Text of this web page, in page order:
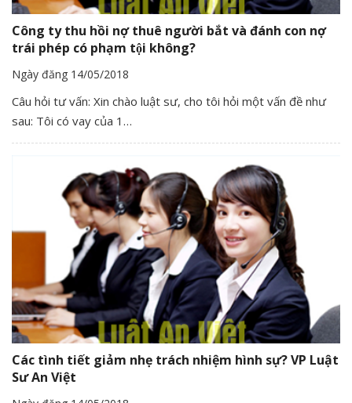
Công ty thu hồi nợ thuê người bắt và đánh con nợ
trái phép có phạm tội không?
Ngày đăng 14/05/2018
Câu hỏi tư vấn: Xin chào luật sư, cho tôi hỏi một vấn đề như
sau: Tôi có vay của 1…
Các tình tiết giảm nhẹ trách nhiệm hình sự? VP Luật
Sư An Việt